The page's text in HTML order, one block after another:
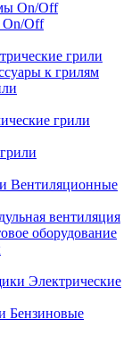
On/Off
грили
к грилям
грили
Вентиляционные
вентиляция
оборудование
Электрические
Бензиновые